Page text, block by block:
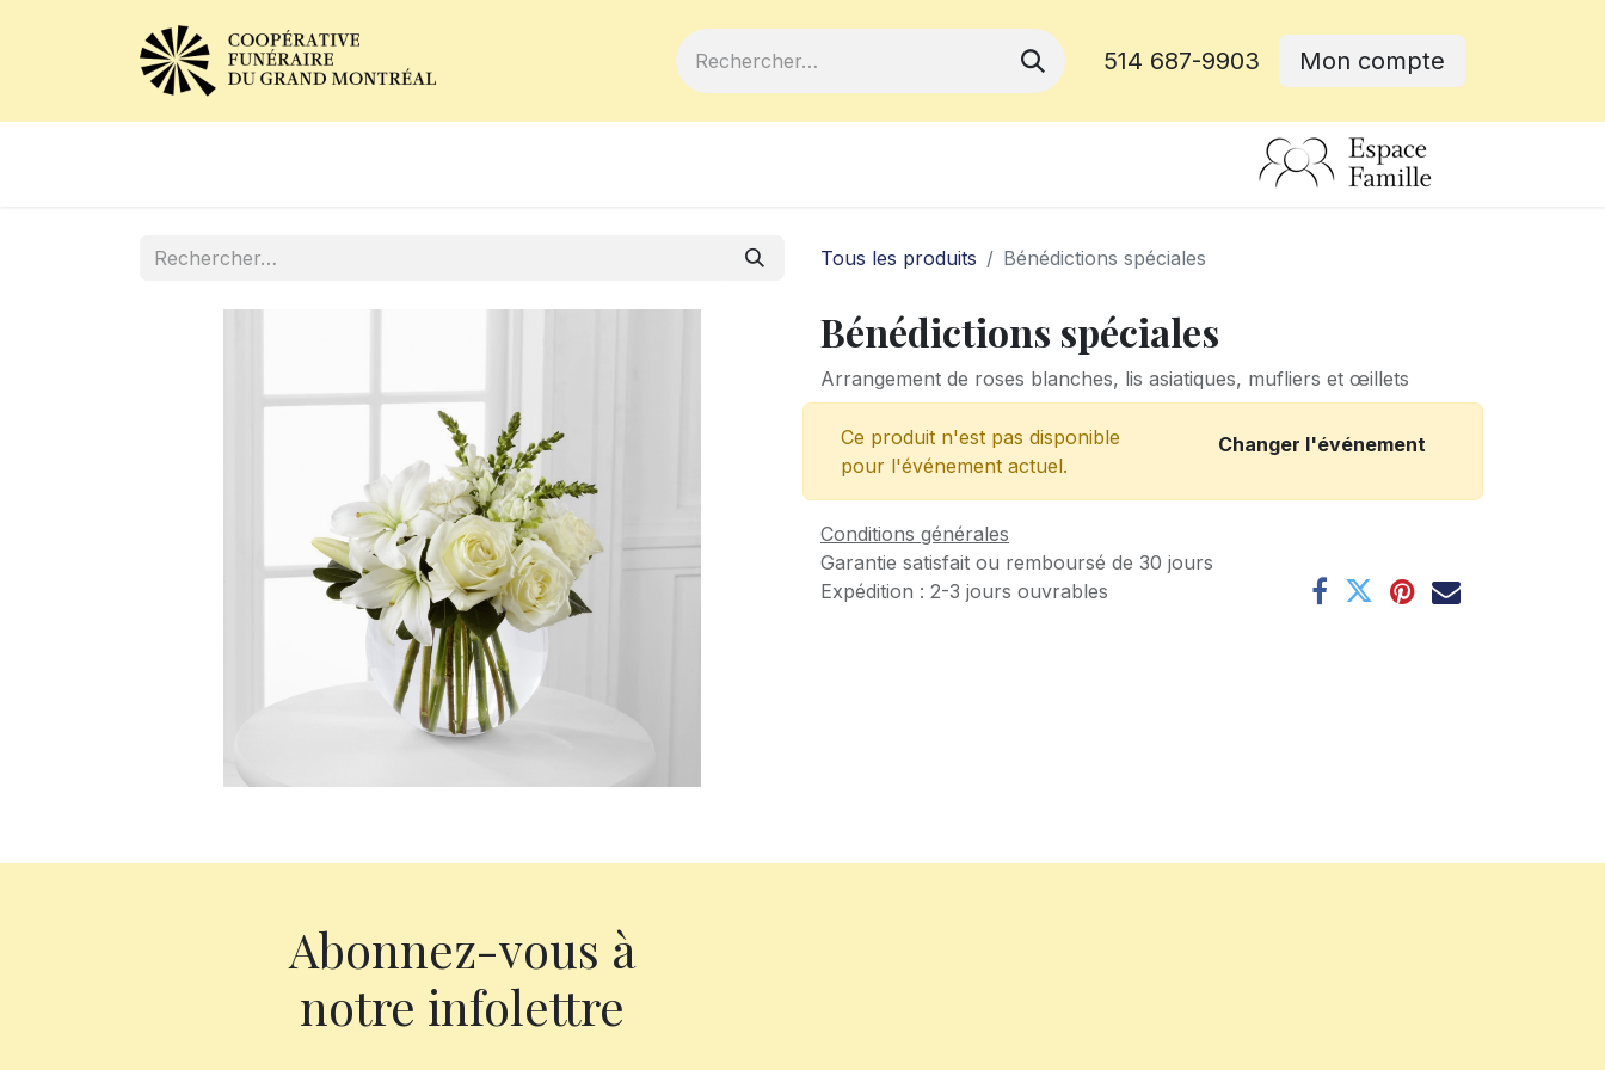
514 687-9903 Mon compte
Tous les produits Bénédictions spéciales
Bénédictions spéciales
Arrangement de roses blanches, lis asiatiques, mufliers et œillets
Ce produit n'est pas disponible
pour l'événement actuel.
Changer l'événement
Conditions générales
Garantie satisfait ou remboursé de 30 jours
Expédition : 2-3 jours ouvrables
Abonnez-vous à
notre infolettre